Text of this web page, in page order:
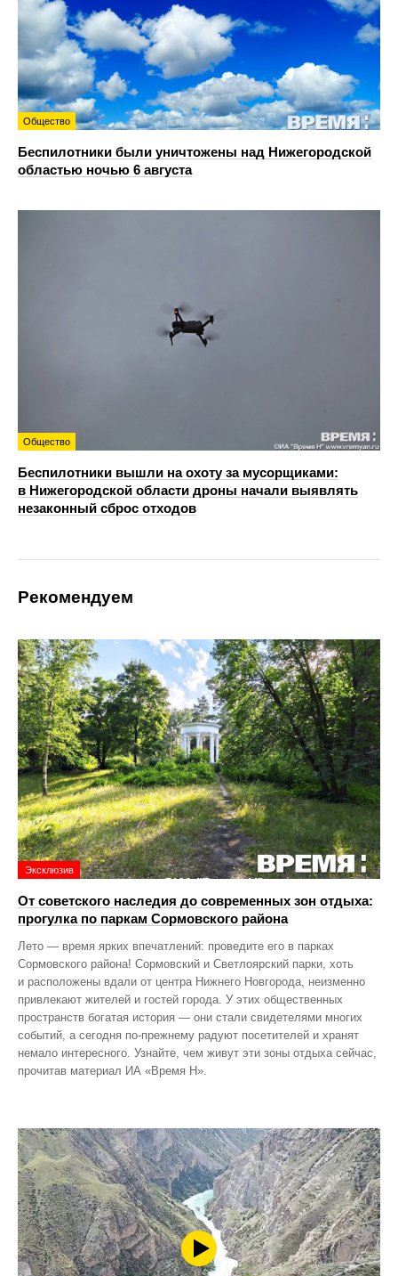
Общество
Беспилотники были уничтожены над Нижегородской
областью ночью 6 августа
Общество
Беспилотники вышли на охоту за мусорщиками:
в Нижегородской области дроны начали выявлять
незаконный сброс отходов
Рекомендуем
Эксклюзив
От советского наследия до современных зон отдыха:
прогулка по паркам Сормовского района
Лето — время ярких впечатлений: проведите его в парках
Сормовского района! Сормовский и Светлоярский парки, хоть
и расположены вдали от центра Нижнего Новгорода, неизменно
привлекают жителей и гостей города. У этих общественных
пространств богатая история — они стали свидетелями многих
событий, а сегодня по‑прежнему радуют посетителей и хранят
немало интересного. Узнайте, чем живут эти зоны отдыха сейчас,
прочитав материал ИА «Время Н».